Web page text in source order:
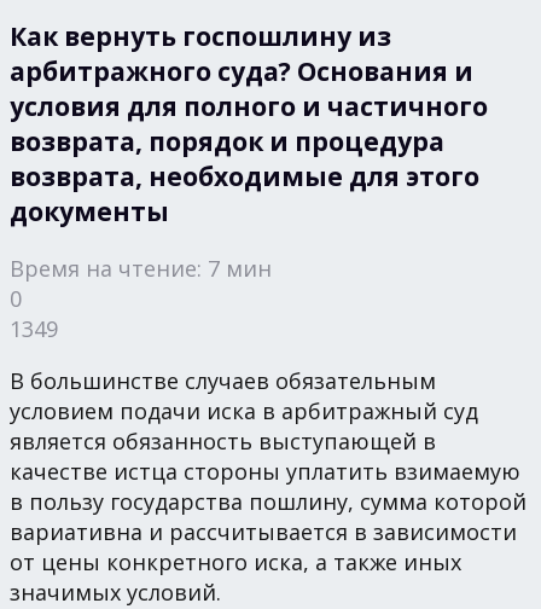
Как вернуть госпошлину из
арбитражного суда? Основания и
условия для полного и частичного
возврата, порядок и процедура
возврата, необходимые для этого
документы
Время на чтение: 7 мин
0
1349
В большинстве случаев обязательным
условием подачи иска в арбитражный суд
является обязанность выступающей в
качестве истца стороны уплатить взимаемую
в пользу государства пошлину, сумма которой
вариативна и рассчитывается в зависимости
от цены конкретного иска, а также иных
значимых условий.